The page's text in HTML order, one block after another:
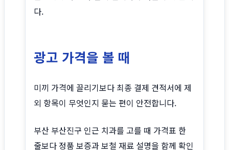
다.
광고 가격을 볼 때
미끼 가격에 끌리기보다 최종 결제 견적서에 제
외 항목이 무엇인지 묻는 편이 안전합니다.
부산 부산진구 인근 치과를 고를 때 가격표 한
줄보다 정품 보증과 보철 재료 설명을 함께 확인